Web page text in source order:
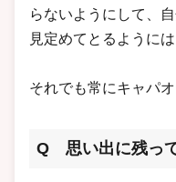
らないようにして、
見定めてとるように
それでも常にキャパ
Q 思い出に残っ